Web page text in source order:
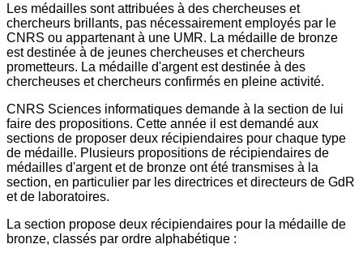
Les médailles sont attribuées à des chercheuses et
chercheurs brillants, pas nécessairement employés par le
CNRS ou appartenant à une UMR. La médaille de bronze
est destinée à de jeunes chercheuses et chercheurs
prometteurs. La médaille d'argent est destinée à des
chercheuses et chercheurs confirmés en pleine activité.
CNRS Sciences informatiques demande à la section de lui
faire des propositions. Cette année il est demandé aux
sections de proposer deux récipiendaires pour chaque type
de médaille. Plusieurs propositions de récipiendaires de
médailles d'argent et de bronze ont été transmises à la
section, en particulier par les directrices et directeurs de GdR
et de laboratoires.
La section propose deux récipiendaires pour la médaille de
bronze, classés par ordre alphabétique :